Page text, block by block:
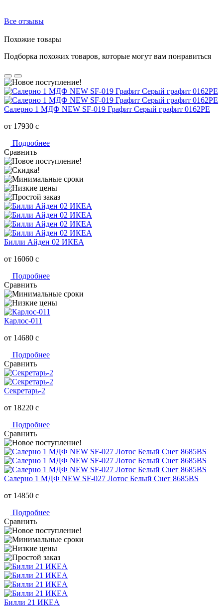
Все отзывы
Похожие товары
Подборка похожих товаров, которые могут вам понравиться
Салерно 1 МДФ NEW SF-019 Графит Серый графит 0162РЕ
от 17930 c
Подробнее
Сравнить
Билли Айден 02 ИКЕА
от 16060 c
Подробнее
Сравнить
Карлос-011
от 14680 c
Подробнее
Сравнить
Секретарь-2
от 18220 c
Подробнее
Сравнить
Салерно 1 МДФ NEW SF-027 Лотос Белый Снег 8685BS
от 14850 c
Подробнее
Сравнить
Билли 21 ИКЕА